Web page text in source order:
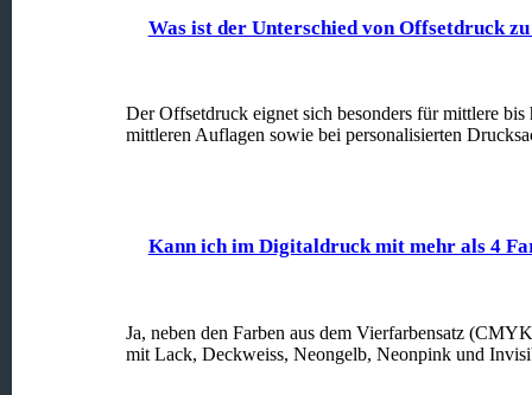
Was ist der Unterschied von Offsetdruck
Der Offsetdruck eignet sich besonders für mittlere
mittleren Auflagen sowie bei personalisierten
Kann ich im Digitaldruck mit mehr als 4
Ja, neben den Farben aus dem Vierfarbensatz
mit Lack, Deckweiss, Neongelb, Neonpink und